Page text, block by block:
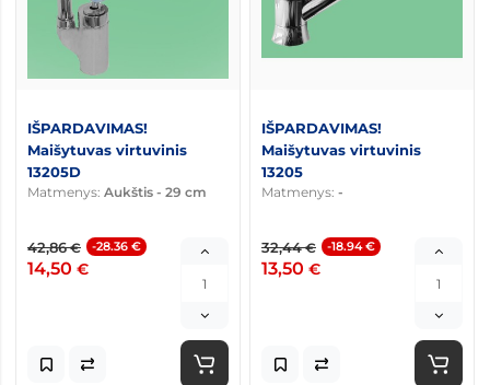
IŠPARDAVIMAS!
Maišytuvas virtuvinis
13205D
Matmenys: Aukštis - 29 cm
42,86€ -28.36 €
14,50 €
IŠPARDAVIMAS!
Maišytuvas virtuvinis
13205
Matmenys: -
32,44€ -18.94 €
13,50 €